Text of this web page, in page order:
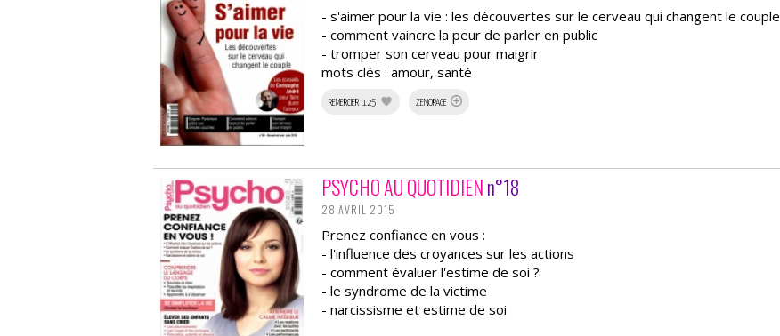
- s'aimer pour la vie : les découvertes sur le cerveau qui changent le couple
- comment vaincre la peur de parler en public
- tromper son cerveau pour maigrir
mots clés : amour, santé
REMERCIER 125 ZENOPAGE
PSYCHO AU QUOTIDIENn°18
28 AVRIL 2015
Prenez confiance en vous :
- l'influence des croyances sur les actions
- comment évaluer l'estime de soi ?
- le syndrome de la victime
- narcissisme et estime de soi